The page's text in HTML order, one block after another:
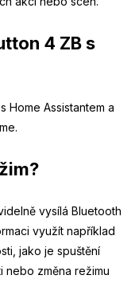
4 ZB s
Home Assistantem a
vysílá Bluetooth
využít například
jako je spuštění
nebo změna režimu